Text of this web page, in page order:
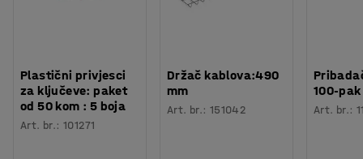
Plastični privjesci
za ključeve: paket
od 50 kom : 5 boja
Art. br.:101271
Držač kablova:490
mm
Art. br.: 151042
100-pak
Art. br.: